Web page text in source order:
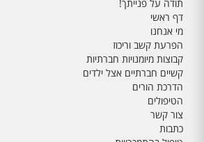
תודה על פנייתך!
דף ראשי
מי אנחנו
הפרעת קשב וריכוז
קבוצות מיומנויות חברתיות
קשיים חברתיים אצל ילדים
הדרכת הורים
הטיפולים
צור קשר
כתבות